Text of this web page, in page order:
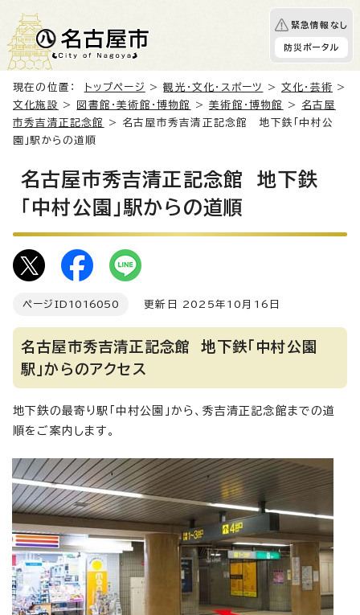
緊急情報なし
防災ポータル
現在の位置： トップページ >観光・文化・スポーツ >文化・芸術 >
文化施設
> 図書館・美術館・博物館 >美術館・博物館 > 名古屋
市秀吉清正記念館
> 名古屋市秀吉清正記念館 地下鉄「中村公
園」駅からの道順
名古屋市秀吉清正記念館 地下鉄
「中村公園」駅からの道順
ページID 1016050 更新日 2025年10月16日
名古屋市秀吉清正記念館 地下鉄「中村公園
駅」からのアクセス
地下鉄の最寄り駅「中村公園」から、秀吉清正記念館までの道
順をご案内します。